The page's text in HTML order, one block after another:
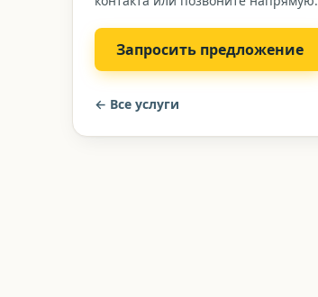
Запросить предложение
← Все услуги